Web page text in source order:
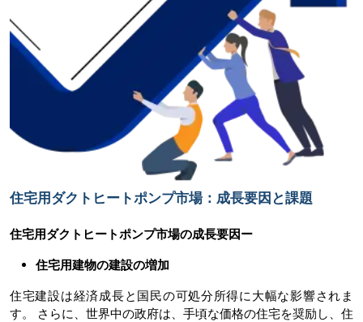
住宅用ダクトヒートポンプ市場：成長要因と課題
住宅用ダクトヒートポンプ市場の成長要因ー
住宅用建物の建設の増加
住宅建設は経済成長と国民の可処分所得に大幅な影響されま
す。 さらに、世界中の政府は、手頃な価格の住宅を奨励し、住